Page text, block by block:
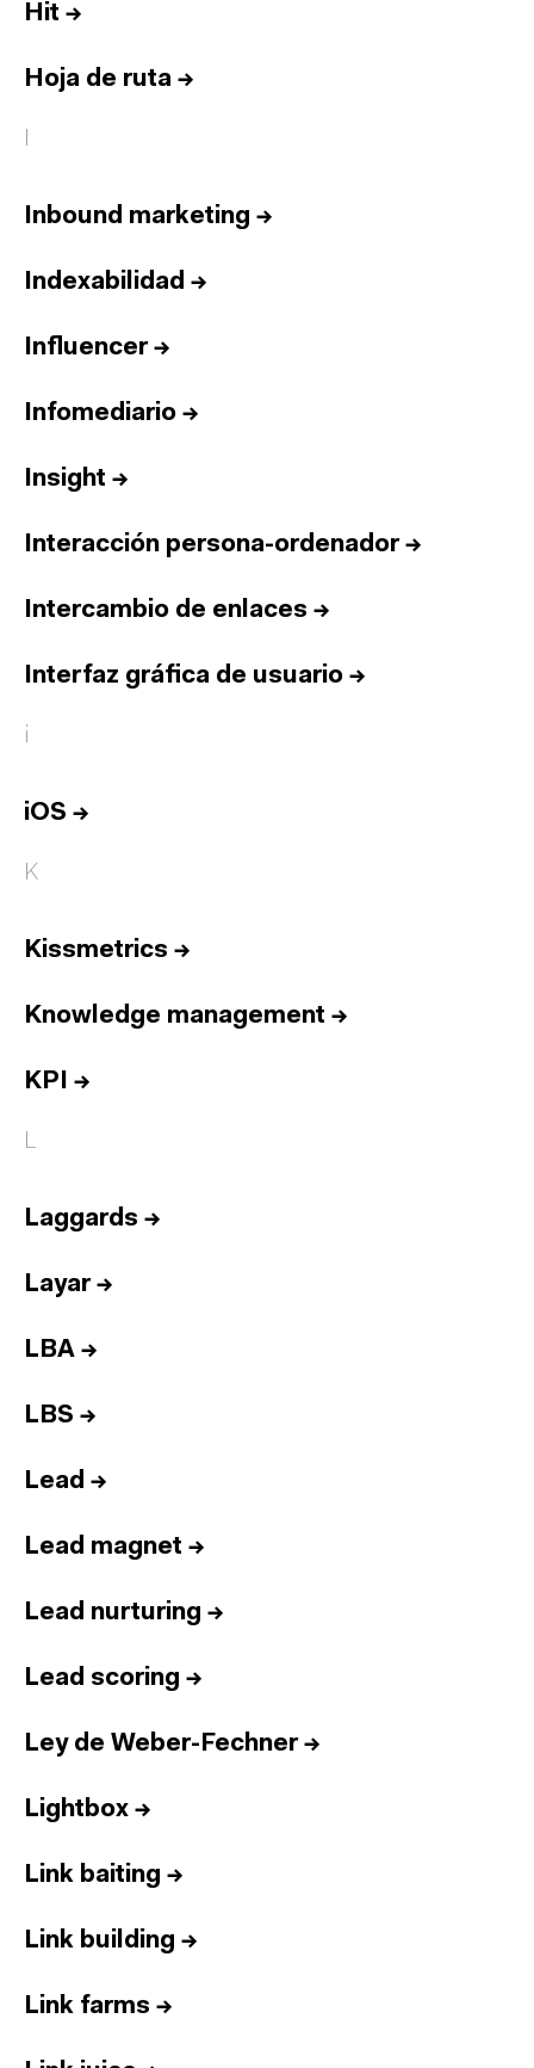
Hit →
Hoja de ruta →
I
Inbound marketing →
Indexabilidad →
Influencer→
Infomediario →
Insight →
Interacción persona-ordenador→
Intercambio de enlaces →
Interfaz gráfica de usuario →
i
iOS →
K
Kissmetrics →
Knowledge management →
KPI →
L
Laggards →
Layar→
LBA →
LBS →
Lead →
Lead magnet →
Lead nurturing →
Lead scoring →
Ley de Weber-Fechner→
Lightbox →
Link baiting →
Link building →
Link farms →